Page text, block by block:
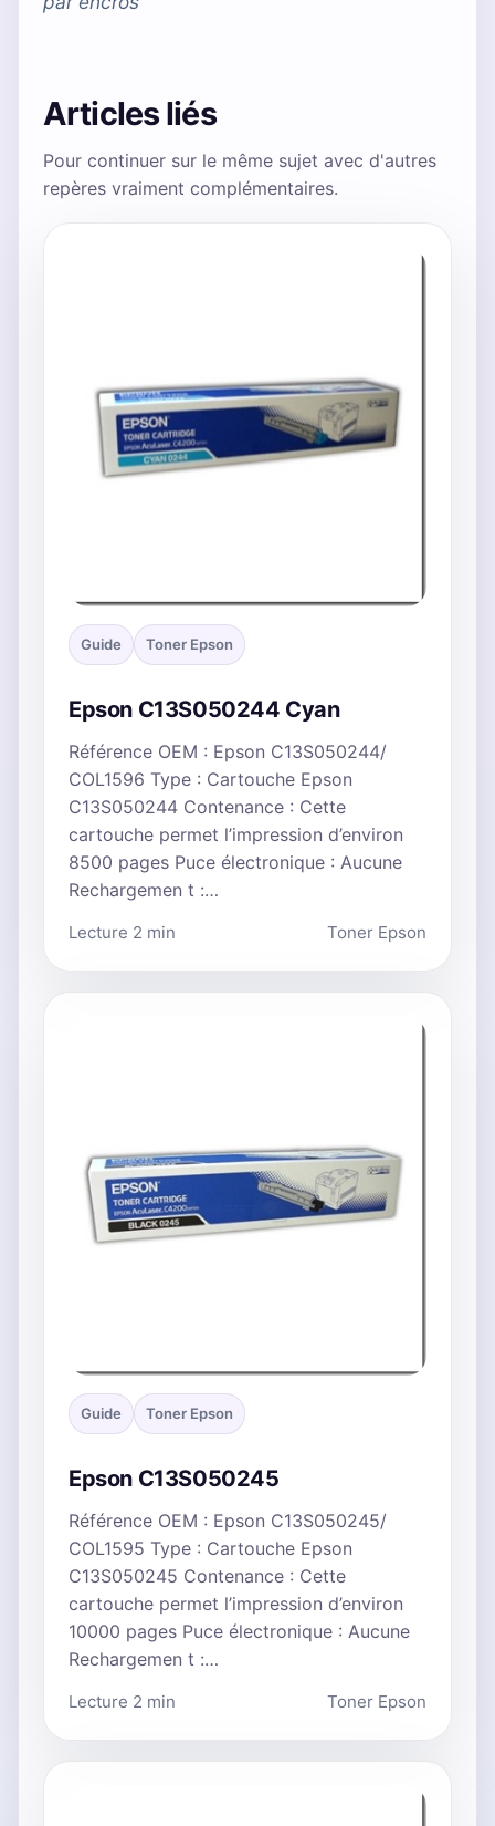
Articles liés
Pour continuer sur le même sujet avec d'autres
repères vraiment complémentaires.
Guide Toner Epson
Epson C13S050244 Cyan
Référence OEM : Epson C13S050244/
COL1596 Type : Cartouche Epson
C13S050244 Contenance : Cette
cartouche permet l’impression d’environ
8500 pages Puce électronique : Aucune
Rechargemen t :…
Lecture 2 min Toner Epson
Guide Toner Epson
Epson C13S050245
Référence OEM : Epson C13S050245/
COL1595 Type : Cartouche Epson
C13S050245 Contenance : Cette
cartouche permet l’impression d’environ
10000 pages Puce électronique : Aucune
Rechargemen t :…
Lecture 2 min Toner Epson